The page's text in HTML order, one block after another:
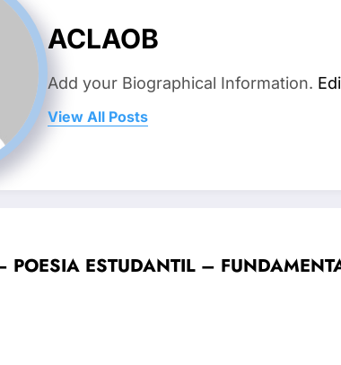
ACLAOB
Add your Biographical Information.
View All Posts
POESIA ESTUDANTIL –